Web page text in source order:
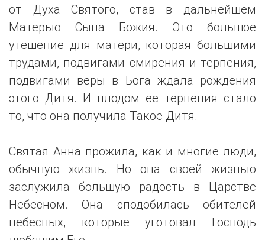
от Духа Святого, став в дальнейшем
Матерью Сына Божия. Это большое
утешение для матери, которая большими
трудами, подвигами смирения и терпения,
подвигами веры в Бога ждала рождения
этого Дитя. И плодом ее терпения стало
то, что она получила Такое Дитя.
Святая Анна прожила, как и многие люди,
обычную жизнь. Но она своей жизнью
заслужила большую радость в Царстве
Небесном. Она сподобилась обителей
небесных, которые уготовал Господь